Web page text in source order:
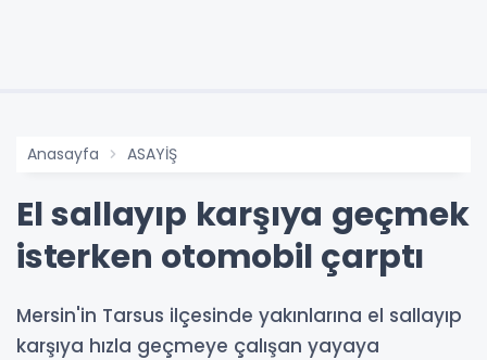
Anasayfa ASAYİŞ
El sallayıp karşıya geçmek
isterken otomobil çarptı
Mersin'in Tarsus ilçesinde yakınlarına el sallayıp
karşıya hızla geçmeye çalışan yayaya